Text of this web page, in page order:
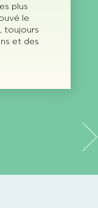
plus
le
toujours
et des